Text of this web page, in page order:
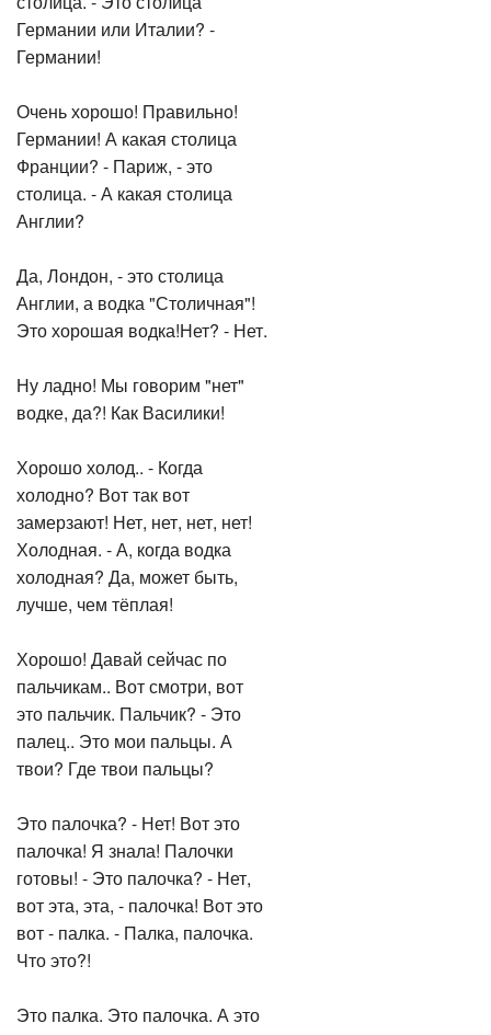
Германии или Италии? -
Германии!
Очень хорошо! Правильно!
Германии! А какая столица
Франции? - Париж, - это
столица. - А какая столица
Англии?
Да, Лондон, - это столица
Англии, а водка "Столичная"!
Это хорошая водка!Нет? - Нет.
Ну ладно! Мы говорим "нет"
водке, да?! Как Василики!
Хорошо холод.. - Когда
холодно? Вот так вот
замерзают! Нет, нет, нет, нет!
Холодная. - А, когда водка
холодная? Да, может быть,
лучше, чем тёплая!
Хорошо! Давай сейчас по
пальчикам.. Вот смотри, вот
это пальчик. Пальчик? - Это
палец.. Это мои пальцы. А
твои? Где твои пальцы?
Это палочка? - Нет! Вот это
палочка! Я знала! Палочки
готовы! - Это палочка? - Нет,
вот эта, эта, - палочка! Вот это
вот - палка. - Палка, палочка.
Что это?!
Это палка. Это палочка. А это